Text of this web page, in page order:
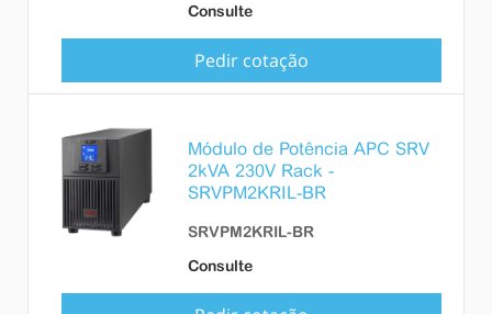
Consulte
Pedir cotação
Módulo de Potência APC SRV
2kVA 230V Rack -
SRVPM2KRIL-BR
SRVPM2KRIL-BR
Consulte